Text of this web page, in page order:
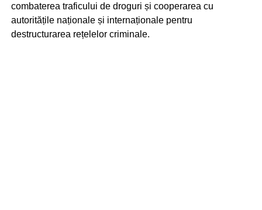
combaterea traficului de droguri și cooperarea cu
autoritățile naționale și internaționale pentru
destructurarea rețelelor criminale.